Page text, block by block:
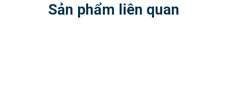
Sản phẩm liên quan